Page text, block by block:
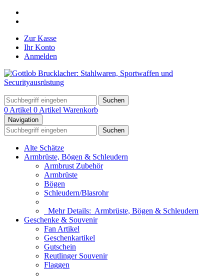
Zur Kasse
Ihr Konto
Anmelden
Suchen
0 Artikel 0 Artikel Warenkorb
Navigation
Suchen
Alte Schätze
Armbrüste, Bögen & Schleudern
Armbrust Zubehör
Armbrüste
Bögen
Schleudern/Blasrohr
Mehr Details: Armbrüste, Bögen & Schleudern
Geschenke & Souvenir
Fan Artikel
Geschenkartikel
Gutschein
Reutlinger Souvenir
Flaggen